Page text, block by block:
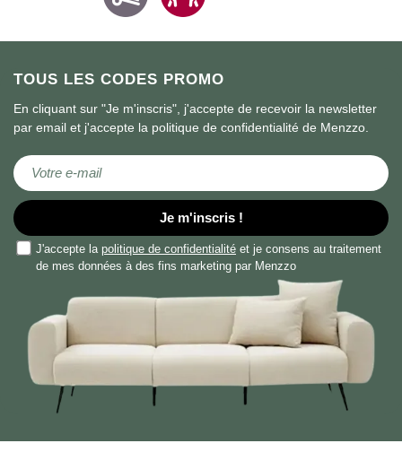
TOUS LES CODES PROMO
En cliquant sur "Je m'inscris", j'accepte de recevoir la newsletter
par email et j'accepte la politique de confidentialité de Menzzo.
Inscription à notre lettre d’information :
Je m'inscris !
J'accepte la politique de confidentialité et je consens au traitement
de mes données à des fins marketing par Menzzo